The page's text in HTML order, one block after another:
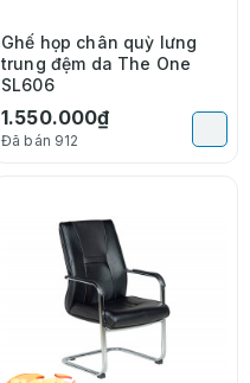
Ghế họp chân quỳ lưng
trung đệm da The One
SL606
1.550.000₫
Đã bán 912